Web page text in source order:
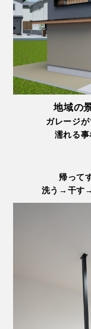
地域の
ガレージ
濡れる事
帰って
洗う→干す→